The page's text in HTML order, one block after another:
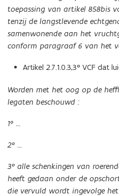
toepassing van artikel 858bis
tenzij de langstlevende
samenwonende aan het
conform paragraaf 6 van het
Artikel 2.7.1.0.3,3° VCF dat
Worden met het oog op de
legaten beschouwd :
1° …
2° …
3° alle schenkingen van
heeft gedaan onder de
die vervuld wordt ingevolge